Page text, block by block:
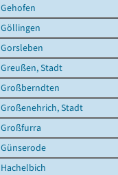
Gehofen
Göllingen
Gorsleben
Greußen, Stadt
Großberndten
Großenehrich, Stadt
Großfurra
Günserode
Hachelbich